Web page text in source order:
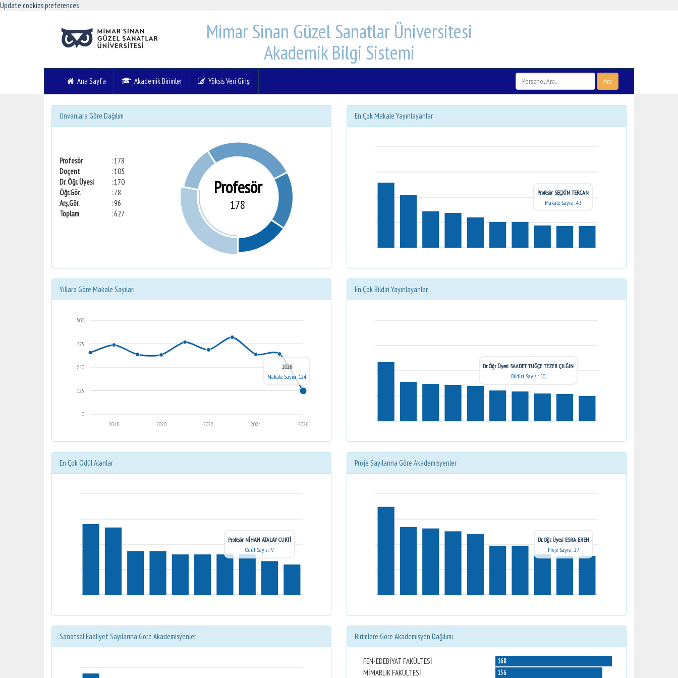
Update cookies preferences
Mimar Sinan Güzel Sanatlar Üniversitesi
Akademik Bilgi Sistemi
Ana Sayfa Akademik Birimler Yöksis Veri Girişi Ara
Unvanlara Göre Dağılım
Profesör
: 178
Doçent
: 105
Dr. Öğr. Üyesi
: 170
Öğr.Gör.
: 78
Arş.Gör.
: 96
Toplam
: 627
Profesör
178
En Çok Makale Yayınlayanlar
Profesör SEÇKİN TERCAN
Makale Sayısı: 43
Yıllara Göre Makale Sayıları
0
125
250
375
500
2026
2024
2022
2020
2018
2026
Makale Sayısı: 124
En Çok Bildiri Yayınlayanlar
Dr. Öğr. Üyesi SAADET TUĞÇE TEZER ÇILĞIN
Bildiri Sayısı: 50
En Çok Ödül Alanlar
Profesör NİHAN ATALAY CURTİ
Ödül Sayısı: 9
Proje Sayılarına Göre Akademisyenler
Dr. Öğr. Üyesi ESRA EREN
Proje Sayısı: 27
Sanatsal Faaliyet Sayılarına Göre Akademisyenler Birimlere Göre Akademisyen Dağılımı
FEN-EDEBİYAT FAKÜLTESİ
MİMARLIK FAKÜLTESİ
168
156